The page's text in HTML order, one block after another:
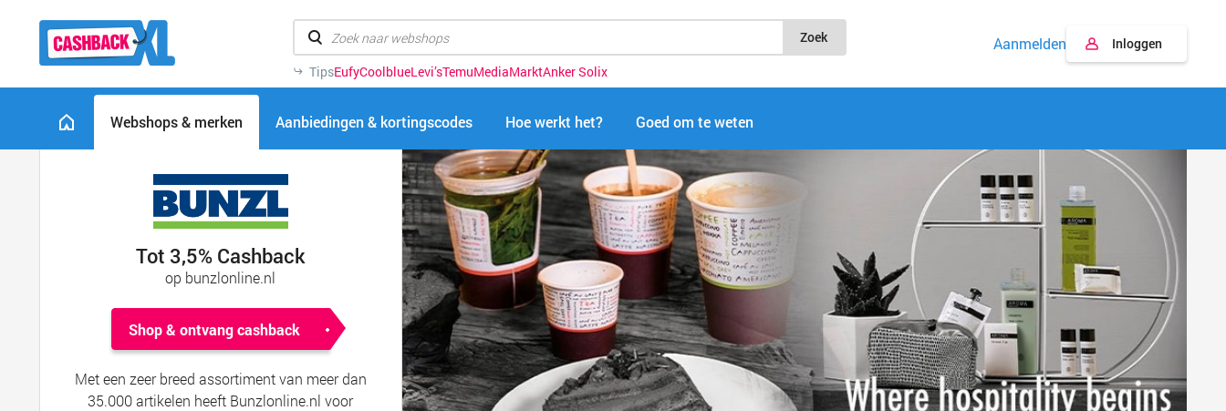
Zoek
TipsEufyCoolblueLevi’sTemuMediaMarktAnker Solix
Aanmelden Inloggen
Webshops & merken Aanbiedingen & kortingscodes Hoe werkt het? Goed om te weten
Tot 3,5% Cashback
op bunzlonline.nl
Shop & ontvang cashback
Met een zeer breed assortiment van meer dan
35.000 artikelen heeft Bunzlonline.nl voor